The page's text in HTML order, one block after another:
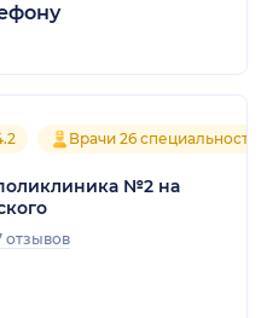
Врачи 26 специальностей
№2 на
отзывов